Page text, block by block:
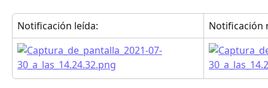
Notificación leída: Notificación